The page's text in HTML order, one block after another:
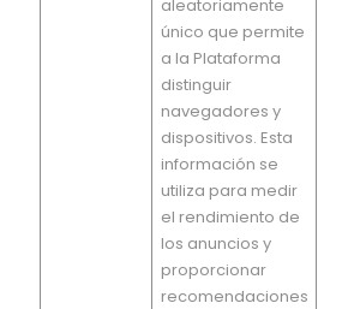
aleatoriamente
único que permite
a la Plataforma
distinguir
navegadores y
dispositivos. Esta
información se
utiliza para medir
el rendimiento de
los anuncios y
proporcionar
recomendaciones